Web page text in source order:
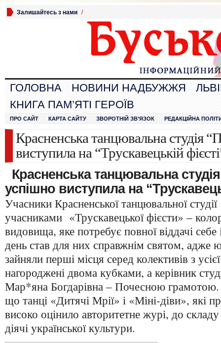
Залишайтесь з нами /
ГОЛОВНА НОВИНИ НАДБУЖЖЯ
КНИГА ПАМ’ЯТІ ГЕРОЇВ
ПРО САЙТ КАРТА САЙТУ ЗВОРОТНІЙ ЗВ’ЯЗОК РЕДАКЦІЙНА
Красненська танцювальна студія
виступила на “Трускавецькій
Красненська танцювальна
успішно виступила на
Учасники Красненської танцювальної
учасниками «Трускавецької фієсти» –
видовища, яке потребує повної віддачі
день став для них справжнім святом, адже
зайняли перші місця серед колективів з
нагороджені двома кубками, а керівник
Мар*яна Богдарівна – Почесною
що танці «Дитячі Мрії» і «Міні-діви», які
високо оцінило авторитетне журі, до
діячі української культури.